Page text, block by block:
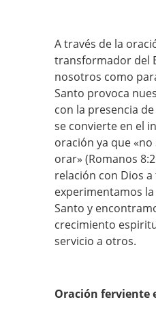
A través de la
transformador del
nosotros como
Santo provoca
con la presencia
se convierte en el
oración ya que
orar» (Romanos
relación con Dios
experimentamos
Santo y
crecimiento
servicio a otros.
Oración ferviente